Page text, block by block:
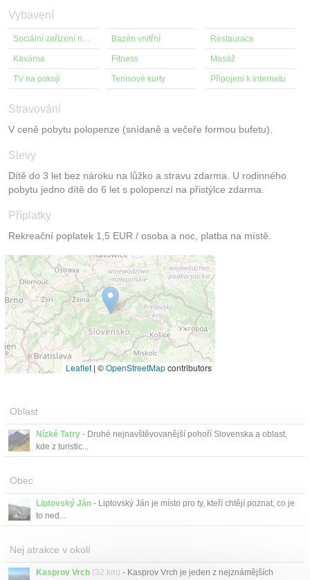
Vybavení
Sociální zařízení na pokoji Bazén vnitřní Restaurace
Kavárna Fitness Masáž
TV na pokoji Tenisové kurty Připojení k internetu
Stravování
V ceně pobytu polopenze (snídaně a večeře formou bufetu).
Slevy
Dítě do 3 let bez nároku na lůžko a stravu zdarma. U rodinného
pobytu jedno dítě do 6 let s polopenzí na přistýlce zdarma.
Příplatky
Rekreační poplatek 1,5 EUR / osoba a noc, platba na místě.
Leaflet | ©OpenStreetMapcontributors
Oblast
Nízké Tatry - Druhé nejnavštěvovanější pohoří Slovenska a oblast,
kde z turistic...
Obec
Liptovský Ján - Liptovský Ján je místo pro ty, kteří chtějí poznat, co je
to ned...
Nej atrakce v okolí
Kasprov Vrch (32 km) - Kasprov Vrch je jeden z nejznámějších